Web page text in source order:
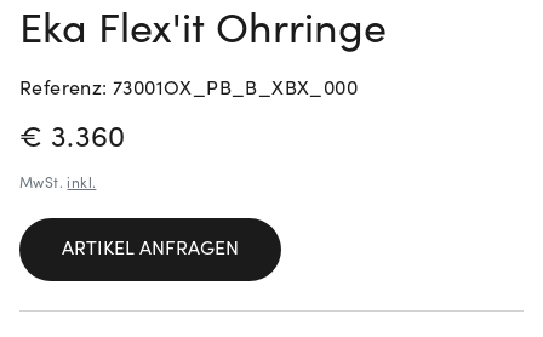
Eka Flex'it Ohrringe
Referenz: 73001OX_PB_B_XBX_000
PREISINFORMATIONEN
€ 3.360
MwSt. inkl.
ARTIKEL ANFRAGEN